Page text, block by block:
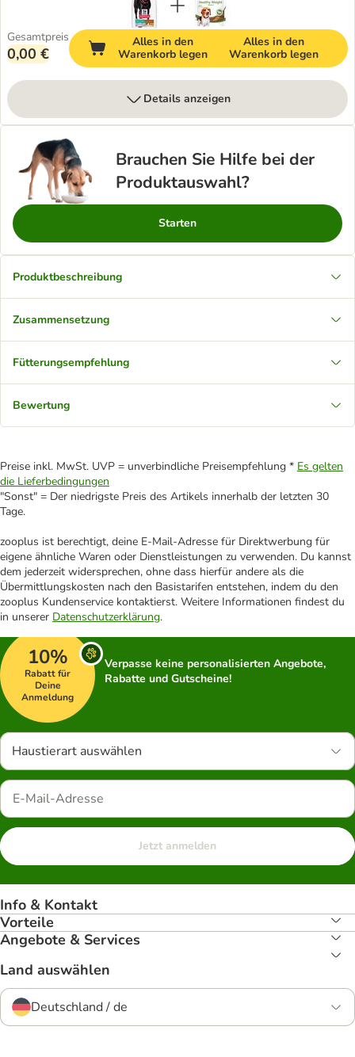
Gesamtpreis
0,00 €
Alles in den
Warenkorb legen
Alles in den
Warenkorb legen
Details anzeigen
Brauchen Sie Hilfe bei der
Produktauswahl?
Starten
Produktbeschreibung
Zusammensetzung
Fütterungsempfehlung
Bewertung
Preise inkl. MwSt. UVP = unverbindliche Preisempfehlung * Es gelten
die Lieferbedingungen
"Sonst" = Der niedrigste Preis des Artikels innerhalb der letzten 30
Tage.
zooplus ist berechtigt, deine E-Mail-Adresse für Direktwerbung für
eigene ähnliche Waren oder Dienstleistungen zu verwenden. Du kannst
dem jederzeit widersprechen, ohne dass hierfür andere als die
Übermittlungskosten nach den Basistarifen entstehen, indem du den
zooplus Kundenservice kontaktierst. Weitere Informationen findest du
in unserer Datenschutzerklärung.
10%
Rabatt für
Deine
Anmeldung
Verpasse keine personalisierten Angebote,
Rabatte und Gutscheine!
Haustierart auswählen
Jetzt anmelden
Info & Kontakt
Vorteile
Angebote & Services
Land auswählen
Deutschland / de